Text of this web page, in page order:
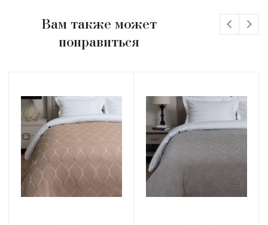
Вам также может
понравиться